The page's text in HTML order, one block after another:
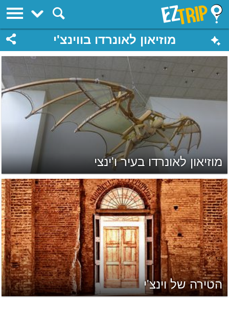
EZTrip
מוזיאון לאונרדו בווינצ'י
מוזיאון לאונרדו בעיר ו'ינצי
הטירה של וינצ'י